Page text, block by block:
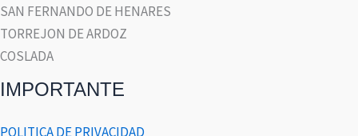
SAN FERNANDO DE HENARES
TORREJON DE ARDOZ
COSLADA
IMPORTANTE
POLITICA DE PRIVACIDAD